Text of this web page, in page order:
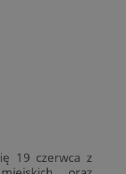
19 czerwca z